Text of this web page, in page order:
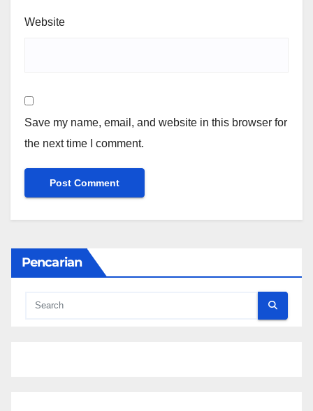
Website
Save my name, email, and website in this browser for
the next time I comment.
Pencarian